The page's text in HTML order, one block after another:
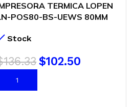
TERMICA LOPEN
POS80-BS-UEWS 80MM
Stock
136.33$102.50
AÑADIR AL CARRITO